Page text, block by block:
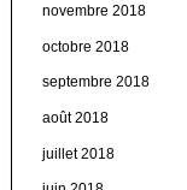
novembre 2018
octobre 2018
septembre 2018
août 2018
juillet 2018